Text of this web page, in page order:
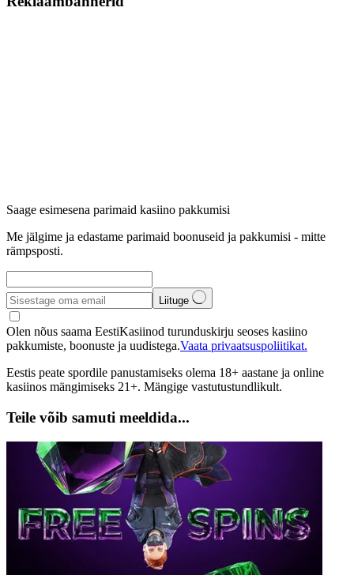
Saage esimesena parimaid kasiino pakkumisi
Me jälgime ja edastame parimaid boonuseid ja pakkumisi - mitte
rämpsposti.
Liituge
Olen nõus saama EestiKasiinod turunduskirju seoses kasiino
pakkumiste, boonuste ja uudistega.Vaata privaatsuspoliitikat.
Eestis peate spordile panustamiseks olema 18+ aastane ja online
kasiinos mängimiseks 21+. Mängige vastutustundlikult.
Teile võib samuti meeldida...